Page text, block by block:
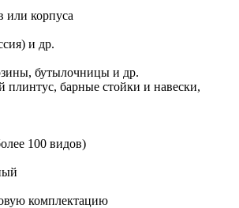
или корпуса
и др.
бутылочницы и др.
плинтус, барные стойки и навески,
100 видов)
комплектацию